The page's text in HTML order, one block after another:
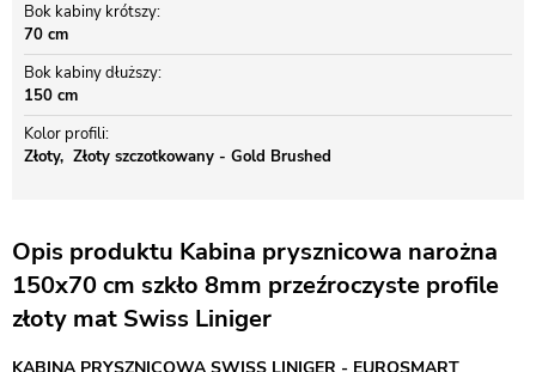
Bok kabiny krótszy
70 cm
Bok kabiny dłuższy
150 cm
Kolor profili
Złoty
Złoty szczotkowany - Gold Brushed
Opis produktu Kabina prysznicowa narożna
150x70 cm szkło 8mm przeźroczyste profile
złoty mat Swiss Liniger